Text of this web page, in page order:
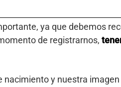
ya que debemos
de registrarnos,
nacimiento y nuestra